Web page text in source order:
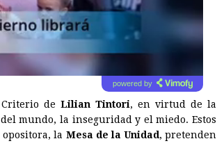
powered by
Criterio deLilian Tintori, en virtud de la
mundo, la inseguridad y el miedo. Estos
la Mesa de la Unidad, pretenden